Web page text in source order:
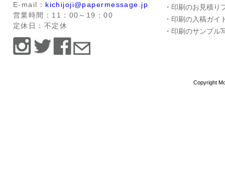
E-mail： kichijoji@papermessage.jp
営業時間：11：00～19：00
定休日：不定休
・印刷のお見積り
・印刷の入稿ガイ
・印刷のサンプル
Copyright